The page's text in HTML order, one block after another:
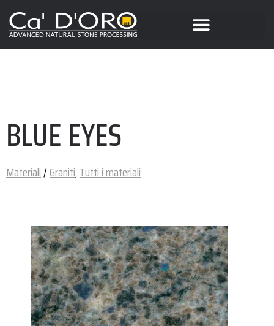
BLUE EYES
Materiali/Graniti,Tutti i materiali